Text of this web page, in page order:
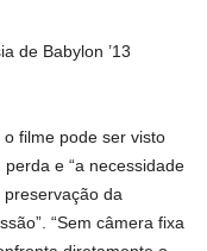
de Babylon ’13
filme pode ser visto
e “a necessidade
da
“Sem câmera fixa